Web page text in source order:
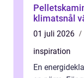
Pelletskaminer smart,
klimatsnål
01 juli 2026
inspiration
En